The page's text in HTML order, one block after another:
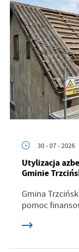
30 - 07 - 2026
Utylizacja
Gminie
Gmina
pomoc